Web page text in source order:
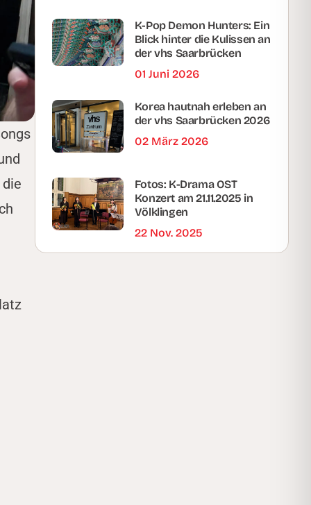
K-Pop Demon Hunters: Ein
Blick hinter die Kulissen an
der vhs Saarbrücken
01 Juni 2026
Korea hautnah erleben an
der vhs Saarbrücken 2026
02 März 2026
Fotos: K-Drama OST
Konzert am 21.11.2025 in
Völklingen
22 Nov. 2025